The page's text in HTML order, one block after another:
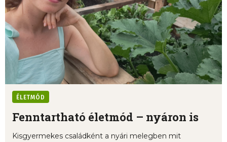
ÉLETMÓD
Fenntartható életmód – nyáron is
Kisgyermekes családként a nyári melegben mit